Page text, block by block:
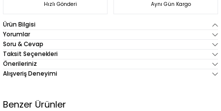
Hızlı Gönderi Aynı Gün Kargo
Ürün Bilgisi
Yorumlar
Soru & Cevap
Taksit Seçenekleri
Önerileriniz
Alışveriş Deneyimi
Benzer Ürünler